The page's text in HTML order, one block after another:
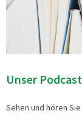
Unser
Sehen und hören